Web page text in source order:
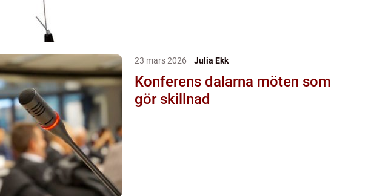
23 mars 2026 Julia Ekk
Konferens dalarna möten som
gör skillnad